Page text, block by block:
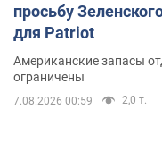
просьбу
для Patriot
Американские запасы
ограничены
7.08.2026 00:59 2,0 т.